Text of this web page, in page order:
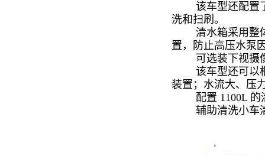
该车型还配置了
洗和扫刷。
清水箱采用整体
置，防止高压水泵
可选装下视摄像
该车型还可以根
装置；水流大、压
配置 1100L 的清
辅助清洗小车清